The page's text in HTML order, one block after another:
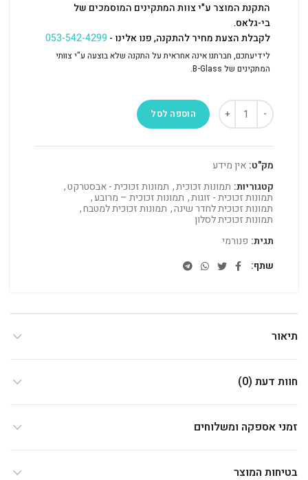
התקנת המוצר ע"י צוות המתקינים המוסמכים של
בי-גלאס.
לקבלת הצעת מחיר להתקנה, פנו אלינו -053-542-4299
לידיעתכם, חברתנו אינה אחראית על התקנה שלא בוצעה ע"י צוותי
המתקינים של B-Glass.
הוספה לסל
מק"ט: אין מידע
קטגוריות: תמונות זכוכית, תמונות זכוכית - אבסטרקט,
תמונות זכוכית - זוגות, תמונות זכוכית – מרובע,
תמונות זכוכית לחדר שינה, תמונות זכוכית למטבח,
תמונות זכוכית לסלון
תגית: פנורמי
שתף
תיאור
חוות דעת (0)
זמני אספקה ומשלוחים
בטיחות המוצר